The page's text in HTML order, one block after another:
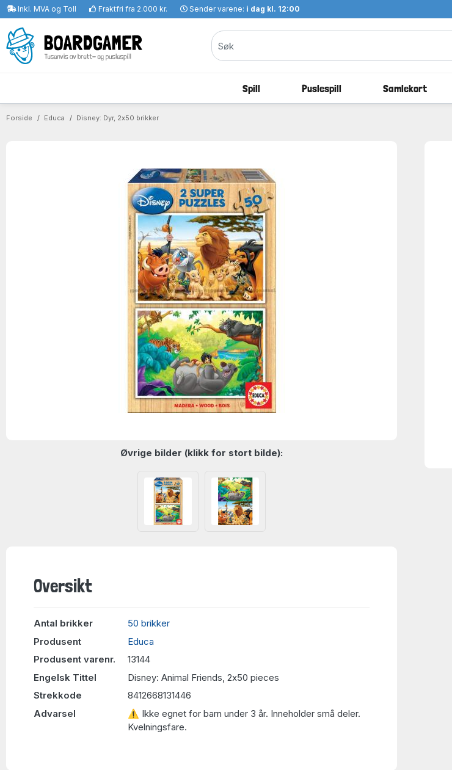
Inkl. MVA og Toll Fraktfri fra 2.000 kr. Sender varene: i dag kl. 12:00
Spill Puslespill Samlekort
Forside Educa Disney: Dyr, 2x50 brikker
Øvrige bilder (klikk for stort bilde):
Oversikt
Antal brikker
50 brikker
Produsent
Educa
Produsent varenr.
13144
Engelsk Tittel
Disney: Animal Friends, 2x50 pieces
Strekkode
8412668131446
Advarsel
⚠ Ikke egnet for barn under 3 år. Inneholder små deler.
Kvelningsfare.